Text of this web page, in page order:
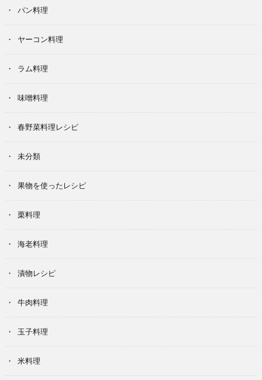
パン料理
ヤーコン料理
ラム料理
味噌料理
春野菜料理レシピ
未分類
果物を使ったレシピ
栗料理
海老料理
漬物レシピ
牛肉料理
玉子料理
米料理